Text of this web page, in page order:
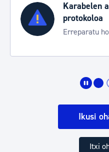
Karabelen
protokoloa
Erreparatu
Ikusi
Itxi